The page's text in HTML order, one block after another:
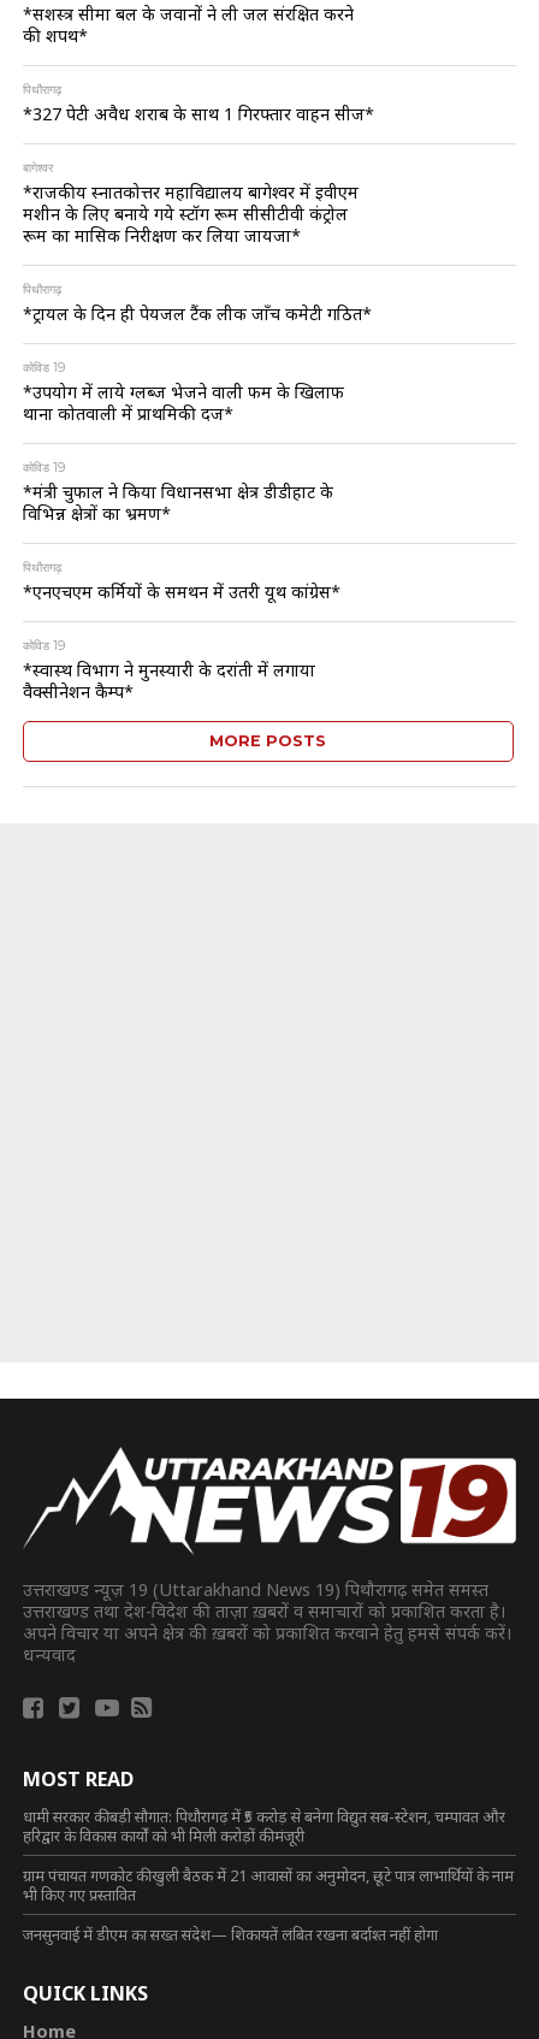
*सशस्त्र सीमा बल के जवानों ने ली जल संरक्षित करने
की शपथ*
पिथौरागढ़
*327 पेटी अवैध शराब के साथ 1 गिरफ्तार वाहन सीज*
बागेश्वर
*राजकीय स्नातकोत्तर महाविद्यालय बागेश्वर में ईवीएम
मशीन के लिए बनाये गये स्टॉग रूम सीसीटीवी कंट्रोल
रूम का मासिक निरीक्षण कर लिया जायजा*
पिथौरागढ़
*ट्रायल के दिन ही पेयजल टैंक लीक जाँच कमेटी गठित*
कोविड 19
*उपयोग में लाये ग्लब्ज भेजने वाली फर्म के खिलाफ
थाना कोतवाली में प्राथमिकी दर्ज*
कोविड 19
*मंत्री चुफाल ने किया विधानसभा क्षेत्र डीडीहाट के
विभिन्न क्षेत्रों का भ्रमण*
पिथौरागढ़
*एनएचएम कर्मियों के समर्थन में उतरी यूथ कांग्रेस*
कोविड 19
*स्वास्थ विभाग ने मुनस्यारी के दरांती में लगाया
वैक्सीनेशन कैम्प*
MORE POSTS
उत्तराखण्ड न्यूज़ 19 (Uttarakhand News 19) पिथौरागढ़ समेत समस्त
उत्तराखण्ड तथा देश-विदेश की ताज़ा ख़बरों व समाचारों को प्रकाशित करता है।
अपने विचार या अपने क्षेत्र की ख़बरों को प्रकाशित करवाने हेतु हमसे संपर्क करें।
धन्यवाद
MOST READ
धामी सरकार की बड़ी सौगात: पिथौरागढ़ में ₹5 करोड़ से बनेगा विद्युत सब-स्टेशन, चम्पावत और
हरिद्वार के विकास कार्यों को भी मिली करोड़ों की मंजूरी
ग्राम पंचायत गणकोट की खुली बैठक में 21 आवासों का अनुमोदन, छूटे पात्र लाभार्थियों के नाम
भी किए गए प्रस्तावित
जनसुनवाई में डीएम का सख्त संदेश— शिकायतें लंबित रखना बर्दाश्त नहीं होगा
QUICK LINKS
Home